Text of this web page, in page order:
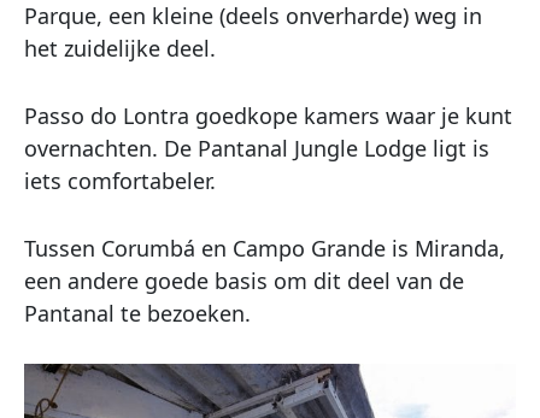
Parque, een kleine (deels onverharde) weg in
het zuidelijke deel.
Passo do Lontra goedkope kamers waar je kunt
overnachten. De Pantanal Jungle Lodge ligt is
iets comfortabeler.
Tussen Corumbá en Campo Grande is Miranda,
een andere goede basis om dit deel van de
Pantanal te bezoeken.